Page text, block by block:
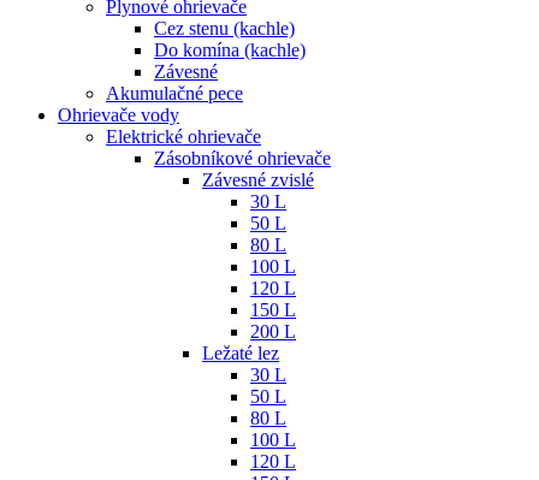
Plynové ohrievače
Cez stenu (kachle)
Do komína (kachle)
Závesné
Akumulačné pece
Ohrievače vody
Elektrické ohrievače
Zásobníkové ohrievače
Závesné zvislé
30 L
50 L
80 L
100 L
120 L
150 L
200 L
Ležaté lez
30 L
50 L
80 L
100 L
120 L